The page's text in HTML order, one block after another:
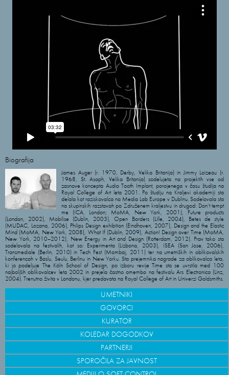
Biografija
James Auger (r. 1970, Derby, Velika Britanija) in Jimmy Loizeau (r.
1968, St. Asaph, Velika Britanija) sodelujeta na projektih vse od
zasnove koncepta Audio Tooth Implant, porojenega v času študija na
Royal College of Art leta 2001. Po študiju na Kraljevi akademiji sta
delala kot raziskovalca na Media Lab Europe v Dublinu. Sodelovala sta
na skupinskih razstavah po Združenem kraljestvu in drugod: Don’t tempt
me (ICA, London; MoMA, New York, 2001), Future products
(London, 2002), Mobilise (Dublin, 2003), Open Borders (Lille, 2004), Betes de style
(MUDAC, Lozana, 2006), Philips Design exhibition (Eindhoven, 2007), Design and the Elastic
Mind (MoMA, New York, 2008), What If (Dublin, 2009), Action! Design over Time (MoMA,
New York, 2010–2012), New Energy in Art and Design (Rotterdam, 2012). Prav tako sta
sodelovala na festivalih, kot so: Experimenta (Lizbona, 2003), ISEA (San Jose, 2006),
Transmediale (Berlin, 2010) in Tech Fest (Mombaj, 2011) ter na umetniških in oblikovalskih
konferencah v Baslu, Seulu, Berlinu in New Yorku. Sta prejemnika nagrade za oblikovalca leta,
ki jo podeljuje The Köln School of Design, po izboru revije Time sta se uvrstila med 100
najboljših oblikovalcev leta 2002 in prejela častno omembo na festivalu Ars Electronica (Linz,
2004). Trenutno živita v Londonu, kjer predavata na Royal College of Art in Univerzi Goldsmiths.
UMETNIKI
GOVORCI
KURATOR
KOLEDAR DOGODKOV
PARTNERJI
SPOROČILA ZA JAVNOST